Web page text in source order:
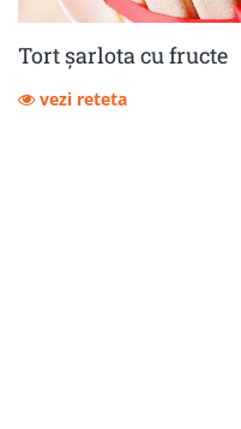
Tort șarlota cu fructe
vezi reteta